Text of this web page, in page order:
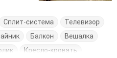
Сплит-система
Телевизор
Балкон
Вешалка
Кресло-кровать